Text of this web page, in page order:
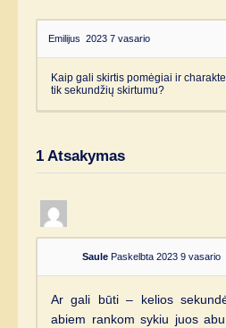
Emilijus 2023 7 vasario
Kaip gali skirtis pomėgiai ir
tik sekundžių skirtumu?
1 Atsakymas
Saule Paskelbta 2023 9 vasario
Ar gali būti – kelios
abiem rankom sykiu juos